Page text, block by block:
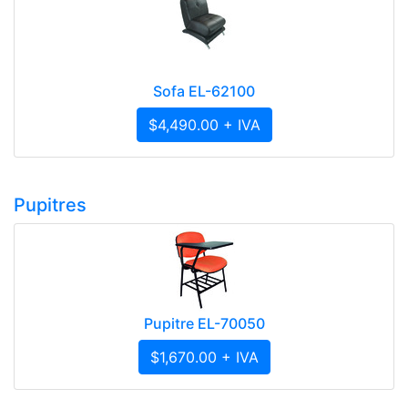
Sofa EL-62100
$4,490.00 + IVA
Pupitres
Pupitre EL-70050
$1,670.00 + IVA